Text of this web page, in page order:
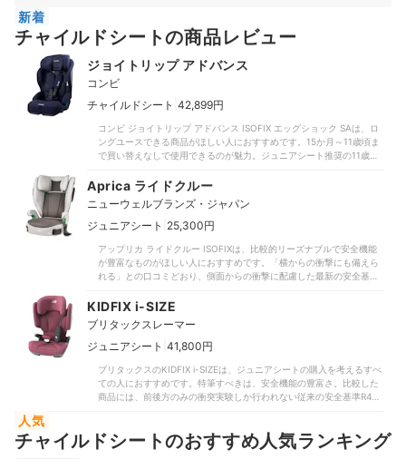
新着
チャイルドシートの商品レビュー
ジョイトリップ アドバンス
コンビ
チャイルドシート 42,899円
コンビ ジョイトリップ アドバンス ISOFIX エッグショック SAは、ロ
ングユースできる商品がほしい人におすすめです。15か月～11歳頃ま
で買い替えなしで使用できるのが魅力。ジュニアシート推奨の11歳頃
ートからの乗り換えや第2子以降の買い替え用にぴったりです。安全基
準は最新のR129に適合。前後だけでなく側面の衝撃テストも行ってい
ます。ヘッド部分にはエッグショックと呼ばれる衝撃吸収素材を採
用。ただし、比較したCybex「シローナ Gi i-Size」やマキシコシ「ス
ISOFIX式のため、車の固定金具と本体コネクターを連結するだけで簡
単に設置が可能。フックに掛けるトップテザーもついており、「ブレ
ずに固定できる」との口コミどおり、しっかり取りつけられました。
も少ないでしょう。座面は3Dメッシュと通気孔を採用したエアスルー
構造で、謳い文句どおり通気性は良好です。電気あんかを10分間乗せ
たところ、温度は13.8℃しか上昇しませんでした。カバー類はパーツ
が多いものの、着脱しやすく洗濯機で丸洗いも可能。コンパクトに折
「座面が回転しないので不便」との口コミどおり、シートの向きが変
えられれず乗せおろしは負担に感じる場面も。跳ね上げ式のハーネス
のため装着自体は簡単ですが、「肩ベルトの調整がしにくい」との口
い人は、ほかの商品も検討してみてください。
Aprica ライドクルー
ニューウェルブランズ・ジャパン
ジュニアシート 25,300円
アップリカ ライドクルー ISOFIXは、比較的リーズナブルで安全機能
が豊富なものがほしい人におすすめです。「横からの衝撃にも備えら
れる」との口コミどおり、側面からの衝撃に配慮した最新の安全基準
らに多くの安全テストをクリアした設計です。比較したR129に適応し
いるのに対し、税込27,500円（執筆時点・公式サイト参照）と安価な
のも魅力でしょう。ドリンクホルダーがついているのもうれしいポイ
テクターが子どもを守る「サイドシールド」や、頭部に内蔵した特殊
な吸収剤「マシュマロGキャッチ」などを搭載。子どもの姿勢を正し
く保つボディサポートも備えていました。金具を差し込むだけの
軽いので、車間の移動も楽ちんでした。座面が広いうえ低めの設計の
ため、子どもひとりでも乗りおりしやすいといえます。「ムレにくさ
KIDFIX i-SIZE
ブリタックスレーマー
ジュニアシート 41,800円
ブリタックスのKIDFIX i-SIZEは、ジュニアシートの購入を考えるすべ
ての人におすすめです。特筆すべきは、安全機能の豊富さ。比較した
商品には、前後方のみの衝突実験しか行われない従来の安全基準R44
減するXP-PADや、側面からの衝撃を和らげるREMOVABLE SICTな
ど、独自の安全機能も充実していました。しっかりとした作りなが
人気
チャイルドシートのおすすめ人気ランキング